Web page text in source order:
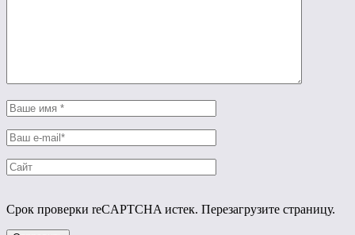
Срок проверки reCAPTCHA истек. Перезагрузите страницу.